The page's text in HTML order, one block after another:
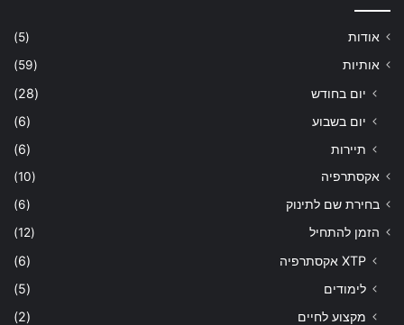
אודות
(5)
אותיות
(59)
יום בחודש
(28)
יום בשבוע
(6)
תיירות
(6)
אקסתרפיה
(10)
בחירת שם לתינוק
(6)
הזמן להתחיל
(12)
XTP אקסתרפיה
(6)
לימודים
(5)
מקצוע לחיים
(2)